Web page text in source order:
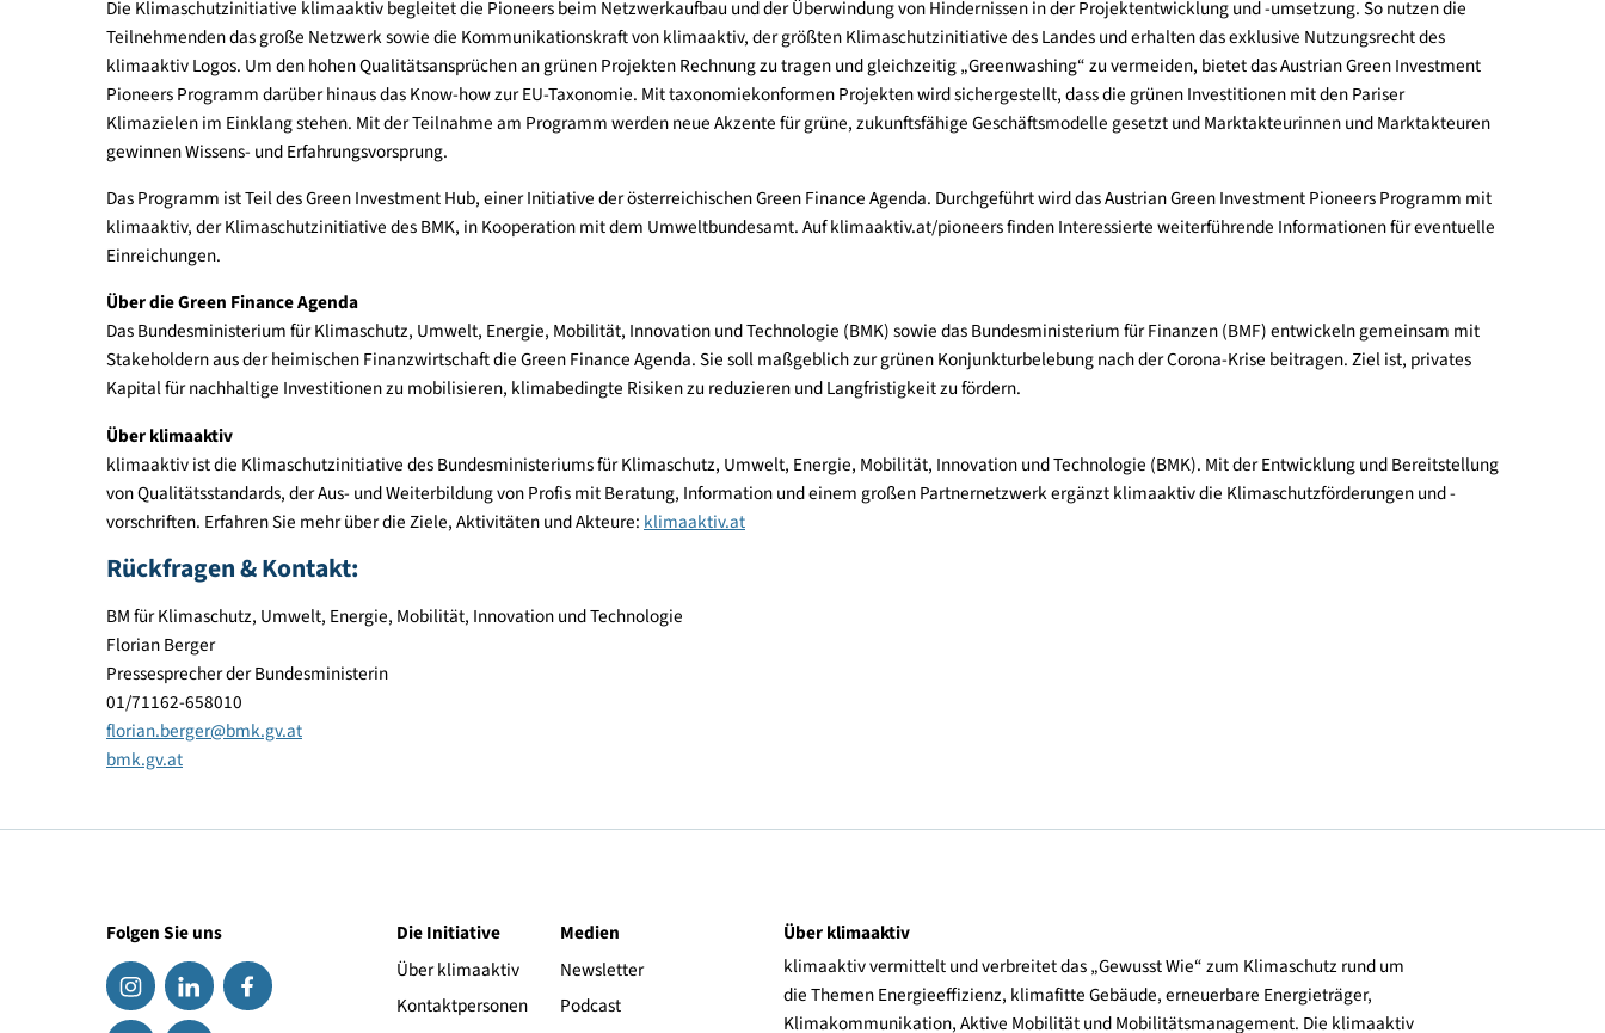
Vernetzung und Unterstützung in der Akquise von potenziellen Geschäftspartnerinnen und Geschäftspartnern die optimalen Rahmenbedingungen, um den Aufbau von
und die Bündelung von einzelnen grünen Investitionsprojekten zu Portfolios zu erleichtern. Dadurch ergeben sich höhere Investitionsvolumina, die für Investorinnen und
attraktiver sind. Die Finanzierung durch privates Kapital wird dadurch erleichtert und Projekte können von Beginn an mit besserer Bankability gestaltet werden.
Die Klimaschutzinitiative klimaaktiv begleitet die Pioneers beim Netzwerkaufbau und der Überwindung von Hindernissen in der Projektentwicklung und -umsetzung. So nutzen
Teilnehmenden das große Netzwerk sowie die Kommunikationskraft von klimaaktiv, der größten Klimaschutzinitiative des Landes und erhalten das exklusive Nutzungsrecht des
klimaaktiv Logos. Um den hohen Qualitätsansprüchen an grünen Projekten Rechnung zu tragen und gleichzeitig „Greenwashing“ zu vermeiden, bietet das Austrian Green
Pioneers Programm darüber hinaus das Know-how zur EU-Taxonomie. Mit taxonomiekonformen Projekten wird sichergestellt, dass die grünen Investitionen mit den Pariser
Klimazielen im Einklang stehen. Mit der Teilnahme am Programm werden neue Akzente für grüne, zukunftsfähige Geschäftsmodelle gesetzt und Marktakteurinnen und
gewinnen Wissens- und Erfahrungsvorsprung.
Das Programm ist Teil des Green Investment Hub, einer Initiative der österreichischen Green Finance Agenda. Durchgeführt wird das Austrian Green Investment Pioneers
klimaaktiv, der Klimaschutzinitiative des BMK, in Kooperation mit dem Umweltbundesamt. Auf klimaaktiv.at/pioneers finden Interessierte weiterführende Informationen für
Einreichungen.
Über die Green Finance Agenda
Das Bundesministerium für Klimaschutz, Umwelt, Energie, Mobilität, Innovation und Technologie (BMK) sowie das Bundesministerium für Finanzen (BMF) entwickeln
Stakeholdern aus der heimischen Finanzwirtschaft die Green Finance Agenda. Sie soll maßgeblich zur grünen Konjunkturbelebung nach der Corona-Krise beitragen. Ziel ist,
Kapital für nachhaltige Investitionen zu mobilisieren, klimabedingte Risiken zu reduzieren und Langfristigkeit zu fördern.
Über klimaaktiv
klimaaktiv ist die Klimaschutzinitiative des Bundesministeriums für Klimaschutz, Umwelt, Energie, Mobilität, Innovation und Technologie (BMK). Mit der Entwicklung und
von Qualitätsstandards, der Aus- und Weiterbildung von Profis mit Beratung, Information und einem großen Partnernetzwerk ergänzt klimaaktiv die Klimaschutzförderungen
vorschriften. Erfahren Sie mehr über die Ziele, Aktivitäten und Akteure:
Rückfragen & Kontakt:
Florian Berger
florian.berger
bmk.gv.at